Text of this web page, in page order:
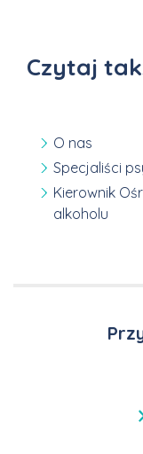
Czytaj
O nas
Specjaliści
Kierownik
alkoholu